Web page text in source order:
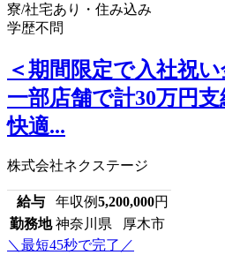
寮/社宅あり・住み込み
学歴不問
＜期間限定で入社祝
一部店舗で計30万円
快適...
株式会社ネクステージ
給与 年収例5,200,000円
勤務地 神奈川県 厚木市
＼最短45秒で完了／